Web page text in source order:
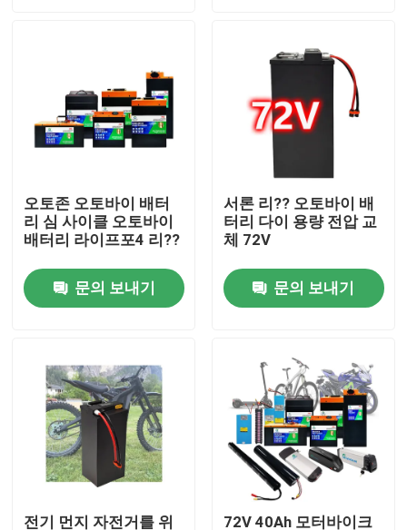
비디오
공장 여행
품질 관리
인용문을 요구하세요
태양 에너지 배터리 전원
휴대용 발전소 배터리
오토존 오토바이 배터
리 심 사이클 오토바이
배터리 라이프포4 리??
문의 보내기
서론 리?? 오토바이 배
터리 다이 용량 전압 교
체 72V
문의 보내기
전기 먼지 자전거를 위 72V 40Ah 모터바이크